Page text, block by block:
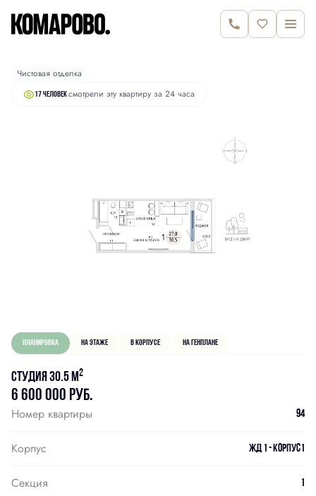
Студия30.5 м2 6 600 000 руб.
Чистовая отделка
17 человексмотрели эту квартиру за 24 часа
Планировка На этаже В корпусе На генплане
Студия 30.5 м2
6 600 000 руб.
Номер квартиры 94
Корпус ЖД 1 - Корпус1
Секция 1